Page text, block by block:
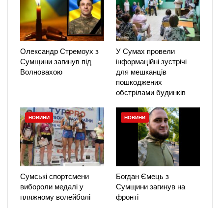
Олександр Стремоух з
Сумщини загинув під
Волновахою
У Сумах провели
інформаційні зустрічі
для мешканців
пошкоджених
обстрілами будинків
НОВИНИ
Сумські спортсмени
вибороли медалі у
пляжному волейболі
НОВИНИ
Богдан Ємець з
Сумщини загинув на
фронті